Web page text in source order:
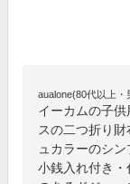
aualone(80代以上・
イーカムの子
スの二つ折り
ュカラーのシ
小銭入れ付き